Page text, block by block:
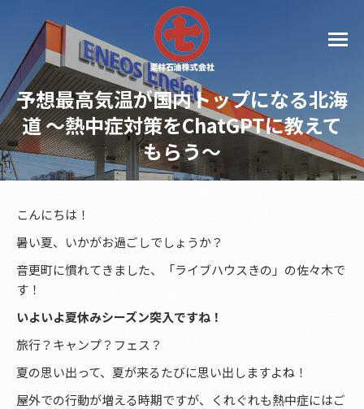
予想最高気温が国内トップになる北海
道 〜熱中症対策をChatGPTに教えて
もらう〜
こんにちは！
暑い夏、いかがお過ごしでしょうか？
音更町に慣れてきました、「ライブハウスきの」の佐々木で
す！
いよいよ夏休みシーズン突入ですね！
旅行？キャンプ？フェス？
夏の思い出って、夏が来るたびに思い出しますよね！
屋外での行動が増える時期ですが、くれぐれも熱中症にはご